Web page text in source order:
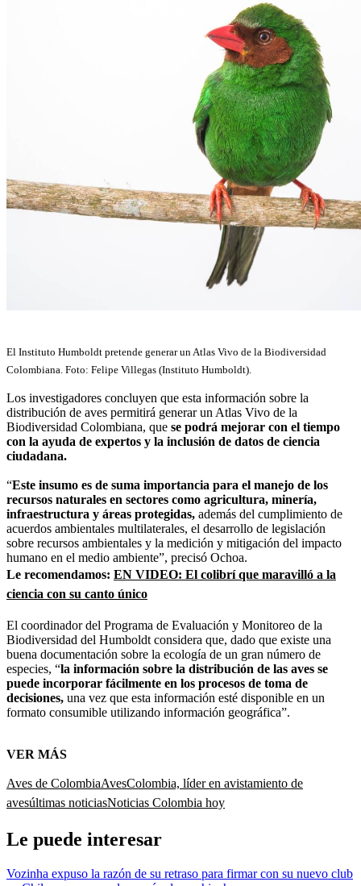
El Instituto Humboldt pretende generar un Atlas Vivo de la Biodiversidad
Colombiana. Foto: Felipe Villegas (Instituto Humboldt).
Los investigadores concluyen que esta información sobre la
distribución de aves permitirá generar un Atlas Vivo de la
Biodiversidad Colombiana, que se podrá mejorar con el tiempo
con la ayuda de expertos y la inclusión de datos de ciencia
ciudadana.
“Este insumo es de suma importancia para el manejo de los
recursos naturales en sectores como agricultura, minería,
infraestructura y áreas protegidas, además del cumplimiento de
acuerdos ambientales multilaterales, el desarrollo de legislación
sobre recursos ambientales y la medición y mitigación del impacto
humano en el medio ambiente”, precisó Ochoa.
Le recomendamos: EN VIDEO: El colibrí que maravilló a la
ciencia con su canto único
El coordinador del Programa de Evaluación y Monitoreo de la
Biodiversidad del Humboldt considera que, dado que existe una
buena documentación sobre la ecología de un gran número de
especies, “la información sobre la distribución de las aves se
puede incorporar fácilmente en los procesos de toma de
decisiones, una vez que esta información esté disponible en un
formato consumible utilizando información geográfica”.
VER MÁS
Aves de ColombiaAvesColombia, líder en avistamiento de
avesúltimas noticiasNoticias Colombia hoy
Le puede interesar
Vozinha expuso la razón de su retraso para firmar con su nuevo club